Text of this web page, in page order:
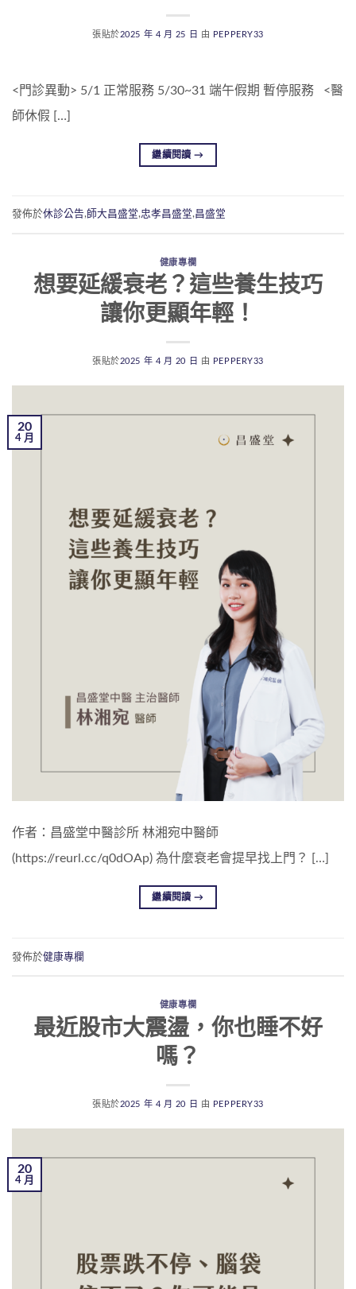
張貼於2025 年 4 月 25 日 由 PEPPERY33
<門診異動> 5/1 正常服務 5/30~31 端午假期 暫停服務 <醫
師休假 […]
繼續閱讀→
發佈於休診公告,師大昌盛堂,忠孝昌盛堂,昌盛堂
健康專欄
想要延緩衰老？這些養生技巧
讓你更顯年輕！
張貼於2025 年 4 月 20 日 由 PEPPERY33
20
4 月
作者：昌盛堂中醫診所 林湘宛中醫師
(https://reurl.cc/q0dOAp) 為什麼衰老會提早找上門？ […]
繼續閱讀→
發佈於健康專欄
健康專欄
最近股市大震盪，你也睡不好
嗎？
張貼於2025 年 4 月 20 日 由 PEPPERY33
20
4 月